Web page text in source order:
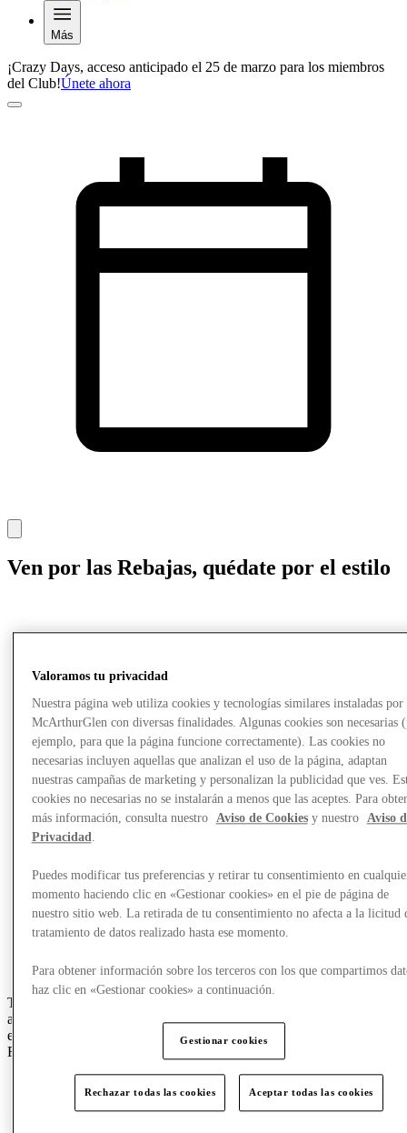
Más
¡Crazy Days, acceso anticipado el 25 de marzo para los miembros
del Club!Únete ahora
Ven por las Rebajas, quédate por el estilo
Tu nuevo look te está esperando. Visítanos del 24 de junio al 23 de
agosto y disfruta de ahorros adicionales sobre nuestros precios outlet
en más de XX marcas de diseñador participantes durante nuestras
Rebajas de verano.
Valoramos tu privacidad
Nuestra página web utiliza cookies y tecnologías similares instaladas por
McArthurGlen con diversas finalidades. Algunas cookies son necesarias
ejemplo, para que la página funcione correctamente). Las cookies no
necesarias incluyen aquellas que analizan el uso de la página, adaptan
nuestras campañas de marketing y personalizan la publicidad que ves.
cookies no necesarias no se instalarán a menos que las aceptes. Para
más información, consulta nuestro Aviso de Cookiesy nuestro Aviso
Privacidad.
Puedes modificar tus preferencias y retirar tu consentimiento en
momento haciendo clic en «Gestionar cookies» en el pie de página de
nuestro sitio web. La retirada de tu consentimiento no afecta a la licitud
tratamiento de datos realizado hasta ese momento.
Para obtener información sobre los terceros con los que compartimos
haz clic en «Gestionar cookies» a continuación.
Gestionar cookies
Rechazar todas las cookies Aceptar todas las cookies